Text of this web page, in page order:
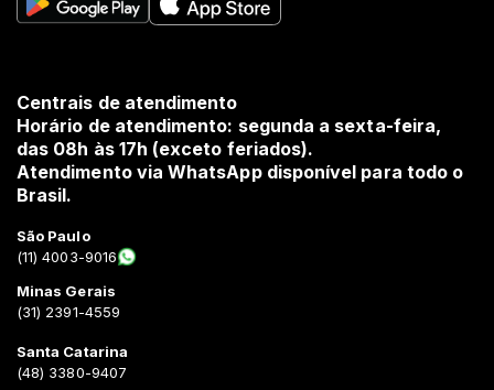
Centrais de atendimento
Horário de atendimento: segunda a sexta-feira,
das 08h às 17h (exceto feriados).
Atendimento via WhatsApp disponível para todo o
Brasil.
São Paulo
(11) 4003-9016
Minas Gerais
(31) 2391-4559
Santa Catarina
(48) 3380-9407